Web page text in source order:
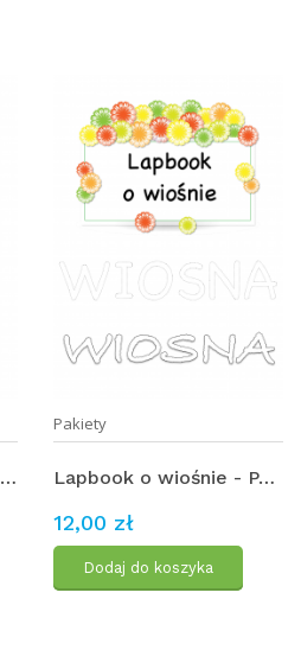
Lapbook o lecie - PAKIET
Pakiety
Lapbook o wiośnie - PAKIET
12,00 zł
Dodaj do koszyka